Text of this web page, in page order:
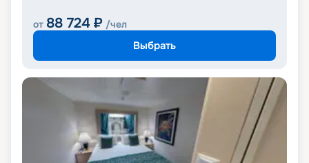
от 88 724 ₽ /чел
Выбрать